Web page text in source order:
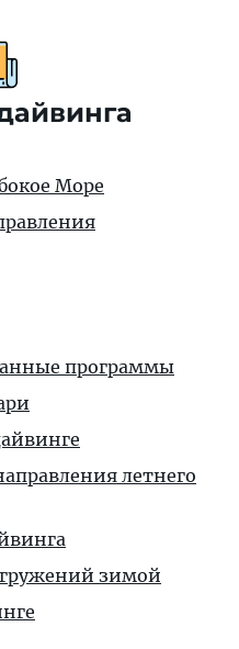
Море
программы
летнего
зимой